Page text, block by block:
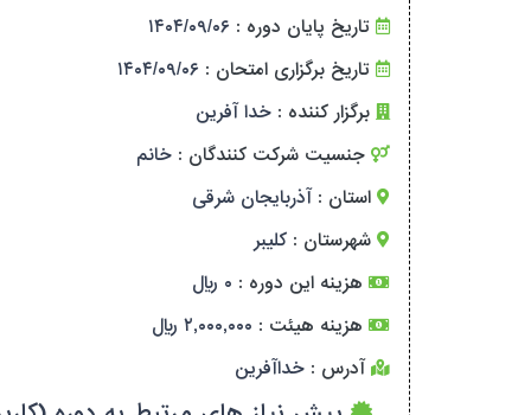
تاریخ پایان دوره : ۱۴۰۴/۰۹/۰۶
تاریخ برگزاری امتحان : ۱۴۰۴/۰۹/۰۶
برگزار کننده : خدا آفرین
جنسیت شرکت کنندگان : خانم
استان : آذربایجان شرقی
شهرستان : کلیبر
هزینه این دوره : ۰ ریال
هزینه هیئت : ۲,۰۰۰,۰۰۰ ریال
آدرس : خداآفرین